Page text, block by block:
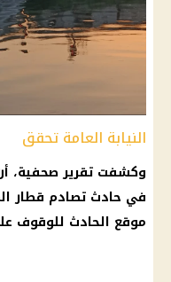
النيابة العامة تحقق
وكشفت تقرير صحفية،
في حادث تصادم قطار
موقع الحادث للوقوف